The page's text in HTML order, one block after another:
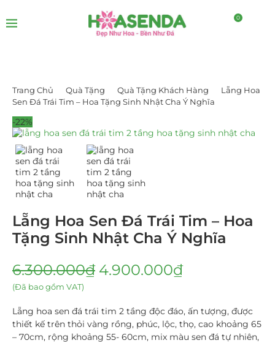
0
Trang Chủ Quà Tặng Quà Tặng Khách Hàng
Lẵng Hoa
Sen Đá Trái Tim – Hoa Tặng Sinh Nhật Cha Ý Nghĩa
-22%
Lẵng Hoa Sen Đá Trái Tim – Hoa
Tặng Sinh Nhật Cha Ý Nghĩa
6.300.000₫ 4.900.000₫
(Đã bao gồm VAT)
Lẵng hoa sen đá trái tim 2 tầng độc đáo, ấn tượng, được
thiết kế trên thỏi vàng rồng, phúc, lộc, thọ, cao khoảng 65
– 70cm, rộng khoảng 55- 60cm, mix màu sen đá tự nhiên,